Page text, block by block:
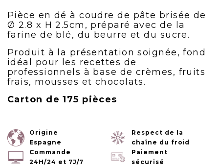
Pièce en dé à coudre de pâte brisée de
Ø 2.8 x H 2.5cm, préparé avec de la
farine de blé, du beurre et du sucre.
Produit à la présentation soignée, fond
idéal pour les recettes de
professionnels à base de crèmes, fruits
frais, mousses et chocolats.
Carton de 175 pièces
Origine
Espagne
Respect de la
chaîne du froid
Commande
24H/24 et 7J/7
Paiement
sécurisé